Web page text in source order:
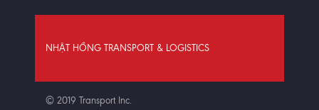
NHẬT HỒNG TRANSPORT & LOGISTICS
© 2019 Transport Inc.